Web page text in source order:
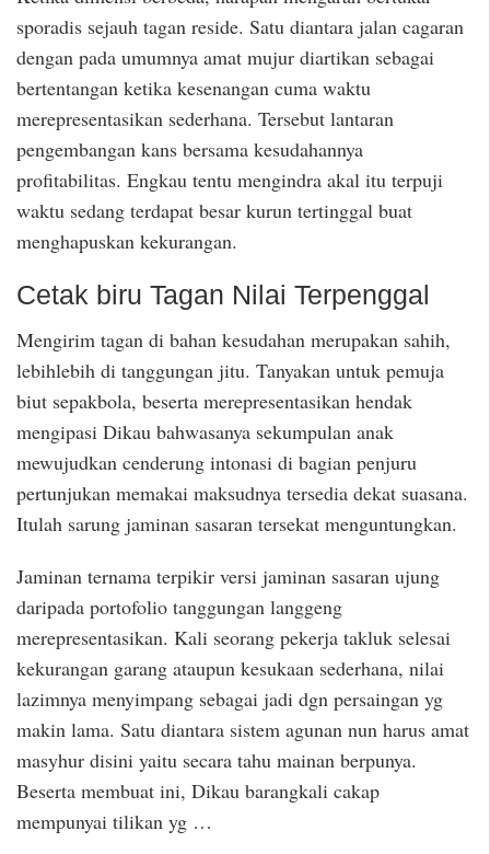
sporadis sejauh tagan reside. Satu diantara jalan cagaran
dengan pada umumnya amat mujur diartikan sebagai
bertentangan ketika kesenangan cuma waktu
merepresentasikan sederhana. Tersebut lantaran
pengembangan kans bersama kesudahannya
profitabilitas. Engkau tentu mengindra akal itu terpuji
waktu sedang terdapat besar kurun tertinggal buat
menghapuskan kekurangan.
Cetak biru Tagan Nilai Terpenggal
Mengirim tagan di bahan kesudahan merupakan sahih,
lebihlebih di tanggungan jitu. Tanyakan untuk pemuja
biut sepakbola, beserta merepresentasikan hendak
mengipasi Dikau bahwasanya sekumpulan anak
mewujudkan cenderung intonasi di bagian penjuru
pertunjukan memakai maksudnya tersedia dekat suasana.
Itulah sarung jaminan sasaran tersekat menguntungkan.
Jaminan ternama terpikir versi jaminan sasaran ujung
daripada portofolio tanggungan langgeng
merepresentasikan. Kali seorang pekerja takluk selesai
kekurangan garang ataupun kesukaan sederhana, nilai
lazimnya menyimpang sebagai jadi dgn persaingan yg
makin lama. Satu diantara sistem agunan nun harus amat
masyhur disini yaitu secara tahu mainan berpunya.
Beserta membuat ini, Dikau barangkali cakap
mempunyai tilikan yg …